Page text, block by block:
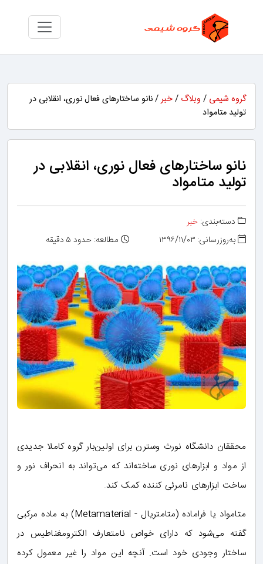
گروه شیمی / وبلاگ /خبر/ نانو ساختارهای فعال نوری، انقلابی در
تولید متامواد
نانو ساختارهای فعال نوری، انقلابی در
تولید متامواد
دسته‌بندی: خبر
به‌روزرسانی: ۱۳۹۶/۱۱/۰۳
مطالعه: حدود ۵ دقیقه
محققان دانشگاه نورث وسترن برای اولین‌بار گروه کاملا جدیدی
از مواد و ابزارهای نوری ساخته‌اند که می‌تواند به انحراف نور و
ساخت ابزارهای نامرئی کننده کمک کند.
متامواد یا فراماده (متامتریال - Metamaterial) به ماده مرکبی
گفته می‌شود که دارای خواص نامتعارف الکترومغناطیس در
ساختار وجودی خود است. آنچه این مواد را غیر معمول کرده